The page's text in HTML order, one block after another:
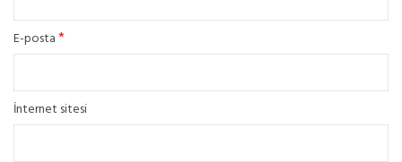
E-posta*
İnternet sitesi